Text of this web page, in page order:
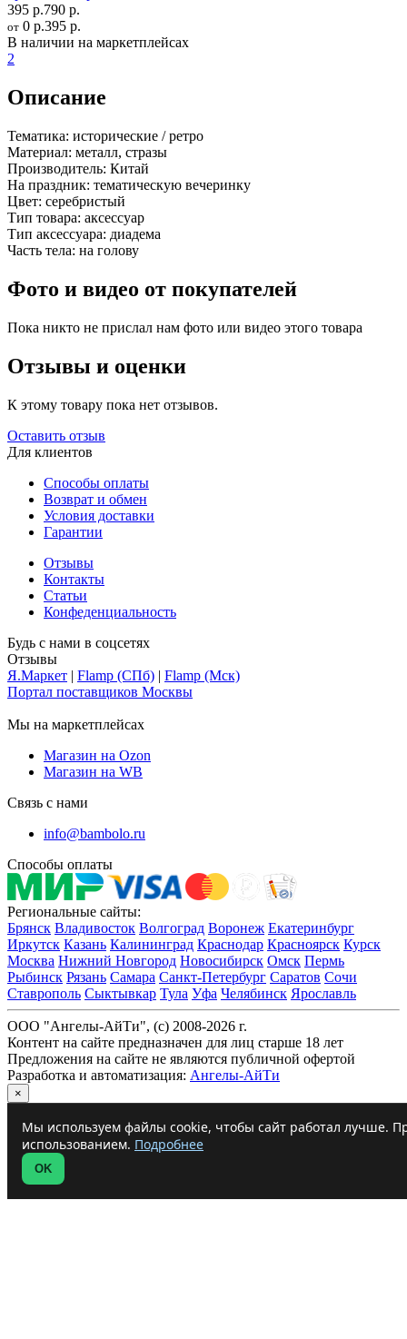
395 р.790 р.
от 0 р.395 р.
В наличии на маркетплейсах
2
Описание
Тематика: исторические / ретро
Материал: металл, стразы
Производитель: Китай
На праздник: тематическую вечеринку
Цвет: серебристый
Тип товара: аксессуар
Тип аксессуара: диадема
Часть тела: на голову
Фото и видео от покупателей
Пока никто не прислал нам фото или видео этого товара
Отзывы и оценки
К этому товару пока нет отзывов.
Оставить отзыв
Для клиентов
Способы оплаты
Возврат и обмен
Условия доставки
Гарантии
Отзывы
Контакты
Статьи
Конфеденциальность
Будь с нами в соцсетях
Отзывы
Я.Маркет | Flamp (СПб) | Flamp (Мск)
Портал поставщиков Москвы
Мы на маркетплейсах
Магазин на Ozon
Магазин на WB
Связь с нами
info@bambolo.ru
Способы оплаты
Региональные сайты:
Брянск Владивосток Волгоград Воронеж Екатеринбург
Иркутск Казань Калининград Краснодар Красноярск Курск
Москва Нижний Новгород Новосибирск Омск Пермь
Рыбинск Рязань Самара Санкт-Петербург Саратов Сочи
Ставрополь Сыктывкар Тула Уфа Челябинск Ярославль
ООО "Ангелы-АйТи", (c) 2008-2026 г.
Контент на сайте предназначен для лиц старше 18 лет
Предложения на сайте не являются публичной офертой
Разработка и автоматизация: Ангелы-АйТи
×
Мы используем файлы cookie, чтобы сайт работал лучше.
использованием. Подробнее
OK